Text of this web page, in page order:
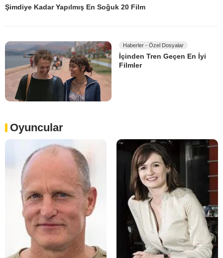
Şimdiye Kadar Yapılmış En Soğuk 20 Film
Haberler - Özel Dosyalar
İçinden Tren Geçen En İyi
Filmler
Oyuncular